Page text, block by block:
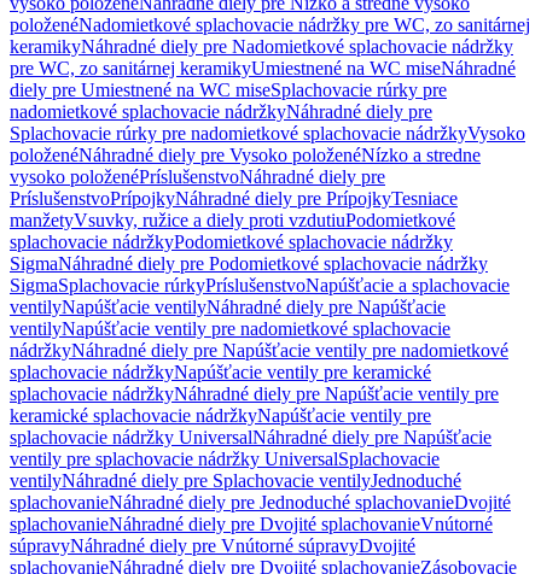
položenéNadomietkové splachovacie nádržky pre WC, zo sanitárnej
keramikyNáhradné diely pre Nadomietkové splachovacie nádržky
pre WC, zo sanitárnej keramikyUmiestnené na WC miseNáhradné
diely pre Umiestnené na WC miseSplachovacie rúrky pre
nadomietkové splachovacie nádržkyNáhradné diely pre
Splachovacie rúrky pre nadomietkové splachovacie nádržkyVysoko
položenéNáhradné diely pre Vysoko položenéNízko a stredne
vysoko položenéPríslušenstvoNáhradné diely pre
PríslušenstvoPrípojkyNáhradné diely pre PrípojkyTesniace
manžetyVsuvky, ružice a diely proti vzdutiuPodomietkové
splachovacie nádržkyPodomietkové splachovacie nádržky
SigmaNáhradné diely pre Podomietkové splachovacie nádržky
SigmaSplachovacie rúrkyPríslušenstvoNapúšťacie a splachovacie
ventilyNapúšťacie ventilyNáhradné diely pre Napúšťacie
ventilyNapúšťacie ventily pre nadomietkové splachovacie
nádržkyNáhradné diely pre Napúšťacie ventily pre nadomietkové
splachovacie nádržkyNapúšťacie ventily pre keramické
splachovacie nádržkyNáhradné diely pre Napúšťacie ventily pre
keramické splachovacie nádržkyNapúšťacie ventily pre
splachovacie nádržky UniversalNáhradné diely pre Napúšťacie
ventily pre splachovacie nádržky UniversalSplachovacie
ventilyNáhradné diely pre Splachovacie ventilyJednoduché
splachovanieNáhradné diely pre Jednoduché splachovanieDvojité
splachovanieNáhradné diely pre Dvojité splachovanieVnútorné
súpravyNáhradné diely pre Vnútorné súpravyDvojité
splachovanieNáhradné diely pre Dvojité splachovanieZásobovacie